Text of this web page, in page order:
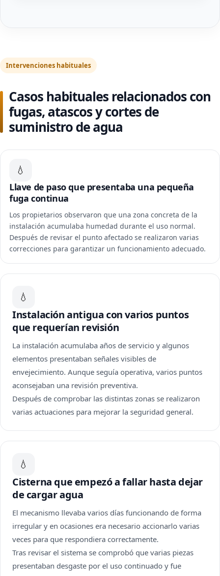
Intervenciones habituales
Casos habituales relacionados con
fugas, atascos y cortes de
suministro de agua
💧
Llave de paso que presentaba una pequeña
fuga continua
Los propietarios observaron que una zona concreta de la
instalación acumulaba humedad durante el uso normal.
Después de revisar el punto afectado se realizaron varias
correcciones para garantizar un funcionamiento adecuado.
💧
Instalación antigua con varios puntos
que requerían revisión
La instalación acumulaba años de servicio y algunos
elementos presentaban señales visibles de
envejecimiento. Aunque seguía operativa, varios puntos
aconsejaban una revisión preventiva.
Después de comprobar las distintas zonas se realizaron
varias actuaciones para mejorar la seguridad general.
💧
Cisterna que empezó a fallar hasta dejar
de cargar agua
El mecanismo llevaba varios días funcionando de forma
irregular y en ocasiones era necesario accionarlo varias
veces para que respondiera correctamente.
Tras revisar el sistema se comprobó que varias piezas
presentaban desgaste por el uso continuado y fue